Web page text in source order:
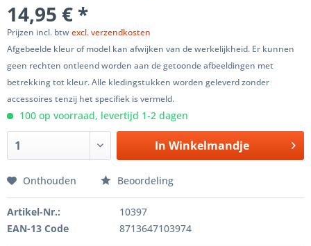
14,95 € *
Prijzen incl. btwexcl. verzendkosten
Afgebeelde kleur of model kan afwijken van de werkelijkheid. Er kunnen
geen rechten ontleend worden aan de getoonde afbeeldingen met
betrekking tot kleur. Alle kledingstukken worden geleverd zonder
accessoires tenzij het specifiek is vermeld.
100 op voorraad, levertijd 1-2 dagen
In Winkelmandje
Onthouden Beoordeling
Artikel-Nr.:
10397
EAN-13 Code
8713647103974